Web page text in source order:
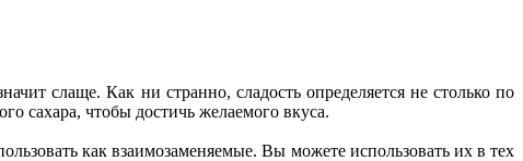
слаще. Как ни странно, сладость определяется не столько по
сахара, чтобы достичь желаемого вкуса.
как взаимозаменяемые. Вы можете использовать их в тех